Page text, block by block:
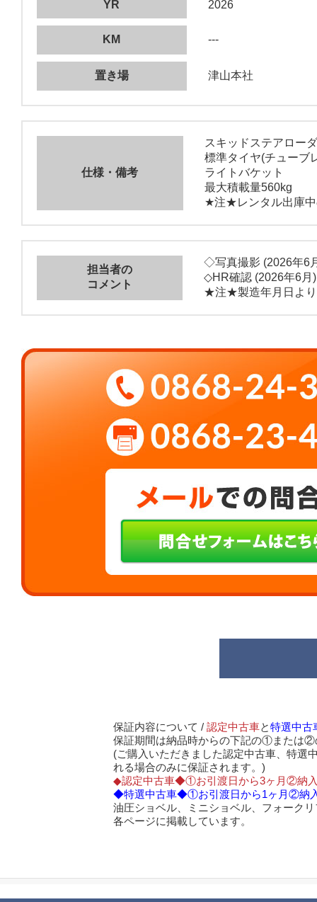
YR 2026
KM ---
置き場 津山本社
仕様・備考
スキッドステアロー
標準タイヤ(チューブ
ライトバケット
最大積載量560kg
★注★レンタル出庫中
担当者の
コメント
◇写真撮影 (2026年6
◇HR確認 (2026年6月)
★注★製造年月日より
保証内容について / 認定中古車と特選中古
保証期間は納品時からの下記の①または②
(ご購入いただきました認定中古車、特選
れる場合のみに保証されます。)
◆認定中古車◆①お引渡日から3ヶ月②納入
◆特選中古車◆①お引渡日から1ヶ月②納
油圧ショベル、ミニショベル、フォーク
各ページに掲載しています。